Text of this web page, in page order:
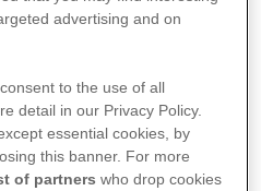
de 2025 en revistas
en el Science Citation
candidaturas
hasta el 10 de abril de
advertising and on
to the use of all
detail in our Privacy Policy.
essential cookies, by
this banner. For more
of partners who drop cookies